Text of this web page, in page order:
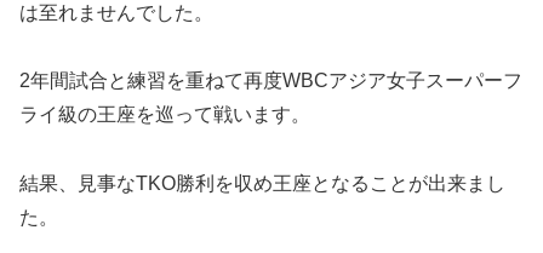
は至れませんでした。
2年間試合と練習を重ねて再度WBCアジア女子スーパーフ
ライ級の王座を巡って戦います。
結果、見事なTKO勝利を収め王座となることが出来まし
た。